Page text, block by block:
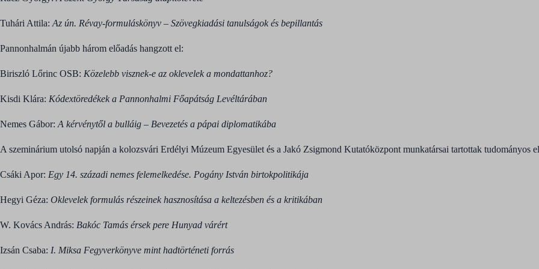
Tuhári Attila: Az ún. Révay-formuláskönyv – Szövegkiadási tanulságok és bepillantás
Pannonhalmán újabb három előadás hangzott el:
Biriszló Lőrinc OSB: Közelebb visznek-e az oklevelek a mondattanhoz?
Kisdi Klára: Kódextöredékek a Pannonhalmi Főapátság Levéltárában
Nemes Gábor: A kérvénytől a bulláig – Bevezetés a pápai diplomatikába
A szeminárium utolsó napján a kolozsvári Erdélyi Múzeum Egyesület és a Jakó Zsigmond Kutatóközpont munkatársai tartottak tudományos
Csáki Apor: Egy 14. századi nemes felemelkedése. Pogány István birtokpolitikája
Hegyi Géza: Oklevelek formulás részeinek hasznosítása a keltezésben és a kritikában
W. Kovács András: Bakóc Tamás érsek pere Hunyad várért
Izsán Csaba: I. Miksa Fegyverkönyve mint hadtörténeti forrás